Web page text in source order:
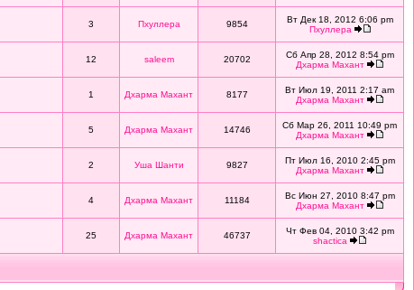
3 Пхуллера 9854
Вт Дек 18, 2012 6:06 pm
Пхуллера
12 saleem 20702
Сб Апр 28, 2012 8:54 pm
Дхарма Махант
1 Дхарма Махант 8177
Вт Июл 19, 2011 2:17 am
Дхарма Махант
5 Дхарма Махант 14746
Сб Мар 26, 2011 10:49 pm
Дхарма Махант
2 Уша Шанти 9827
Пт Июл 16, 2010 2:45 pm
Дхарма Махант
4 Дхарма Махант 11184
Вс Июн 27, 2010 8:47 pm
Дхарма Махант
25 Дхарма Махант 46737
Чт Фев 04, 2010 3:42 pm
shactica